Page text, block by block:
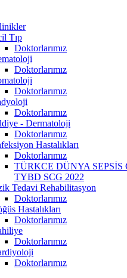
Tıp
Doktorlarımız
Doktorlarımız
Doktorlarımız
Doktorlarımız
- Dermatoloji
Doktorlarımız
Hastalıkları
Doktorlarımız
TÜRKCE DÜNYA SEPSİS
TYBD SCG 2022
Tedavi Rehabilitasyon
Doktorlarımız
Hastalıkları
Doktorlarımız
Doktorlarımız
Doktorlarımız